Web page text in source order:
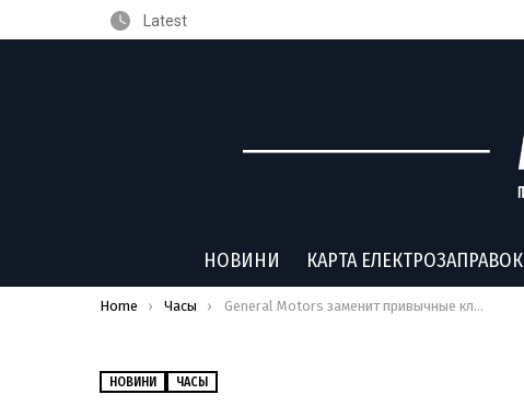
Latest
НОВИНИ КАРТА ЕЛЕКТРОЗАПРАВОК
You are here:
Home Часы General Motors заменит привычные ключи для авто часами Apple Watch
НОВИНИ ЧАСЫ